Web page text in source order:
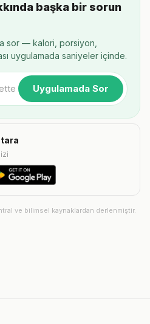
başka bir sorun
sor — kalori, porsiyon,
uygulamada saniyeler içinde.
Uygulamada Sor
ve bilimsel kaynaklardan derlenmiştir.